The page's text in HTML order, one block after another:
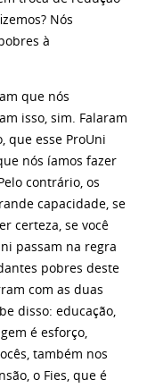
Nós
à
que nós
isso, sim. Falaram
que esse ProUni
nós íamos fazer
contrário, os
capacidade, se
certeza, se você
passam na regra
pobres deste
com as duas
disso: educação,
é esforço,
também nos
o Fies, que é